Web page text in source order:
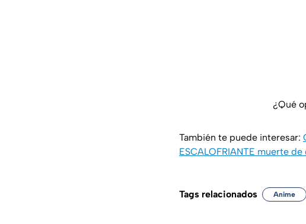
¿Qué
También te puede interesar:
ESCALOFRIANTE muerte
Tags relacionados Anime